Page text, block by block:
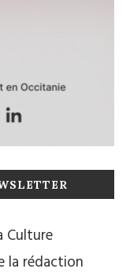
Culture
la rédaction